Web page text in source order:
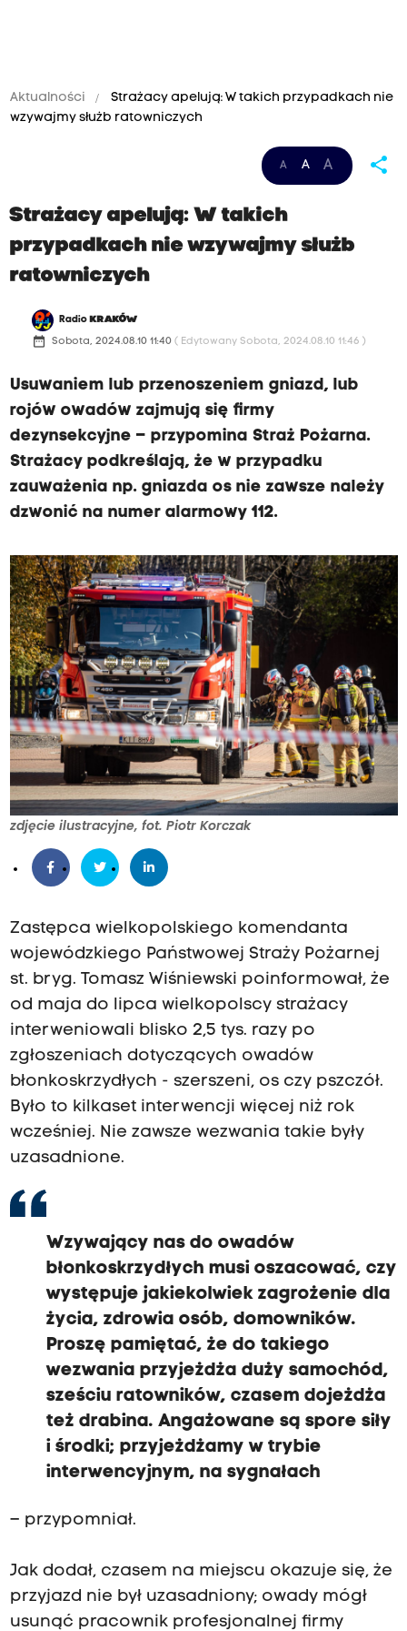
Aktualności
Strażacy apelują: W takich przypadkach nie
wzywajmy służb ratowniczych
A A A share
Strażacy apelują: W takich
przypadkach nie wzywajmy służb
ratowniczych
Radio KRAKÓW
date_range Sobota, 2024.08.10 11:40 ( Edytowany Sobota, 2024.08.10 11:46 )
Usuwaniem lub przenoszeniem gniazd, lub
rojów owadów zajmują się firmy
dezynsekcyjne – przypomina Straż Pożarna.
Strażacy podkreślają, że w przypadku
zauważenia np. gniazda os nie zawsze należy
dzwonić na numer alarmowy 112.
zdjęcie ilustracyjne, fot. Piotr Korczak
Zastępca wielkopolskiego komendanta
wojewódzkiego Państwowej Straży Pożarnej
st. bryg. Tomasz Wiśniewski poinformował, że
od maja do lipca wielkopolscy strażacy
interweniowali blisko 2,5 tys. razy po
zgłoszeniach dotyczących owadów
błonkoskrzydłych - szerszeni, os czy pszczół.
Było to kilkaset interwencji więcej niż rok
wcześniej. Nie zawsze wezwania takie były
uzasadnione.
Wzywający nas do owadów
błonkoskrzydłych musi oszacować, czy
występuje jakiekolwiek zagrożenie dla
życia, zdrowia osób, domowników.
Proszę pamiętać, że do takiego
wezwania przyjeżdża duży samochód,
sześciu ratowników, czasem dojeżdża
też drabina. Angażowane są spore siły
i środki; przyjeżdżamy w trybie
interwencyjnym, na sygnałach
– przypomniał.
Jak dodał, czasem na miejscu okazuje się, że
przyjazd nie był uzasadniony; owady mógł
usunąć pracownik profesjonalnej firmy